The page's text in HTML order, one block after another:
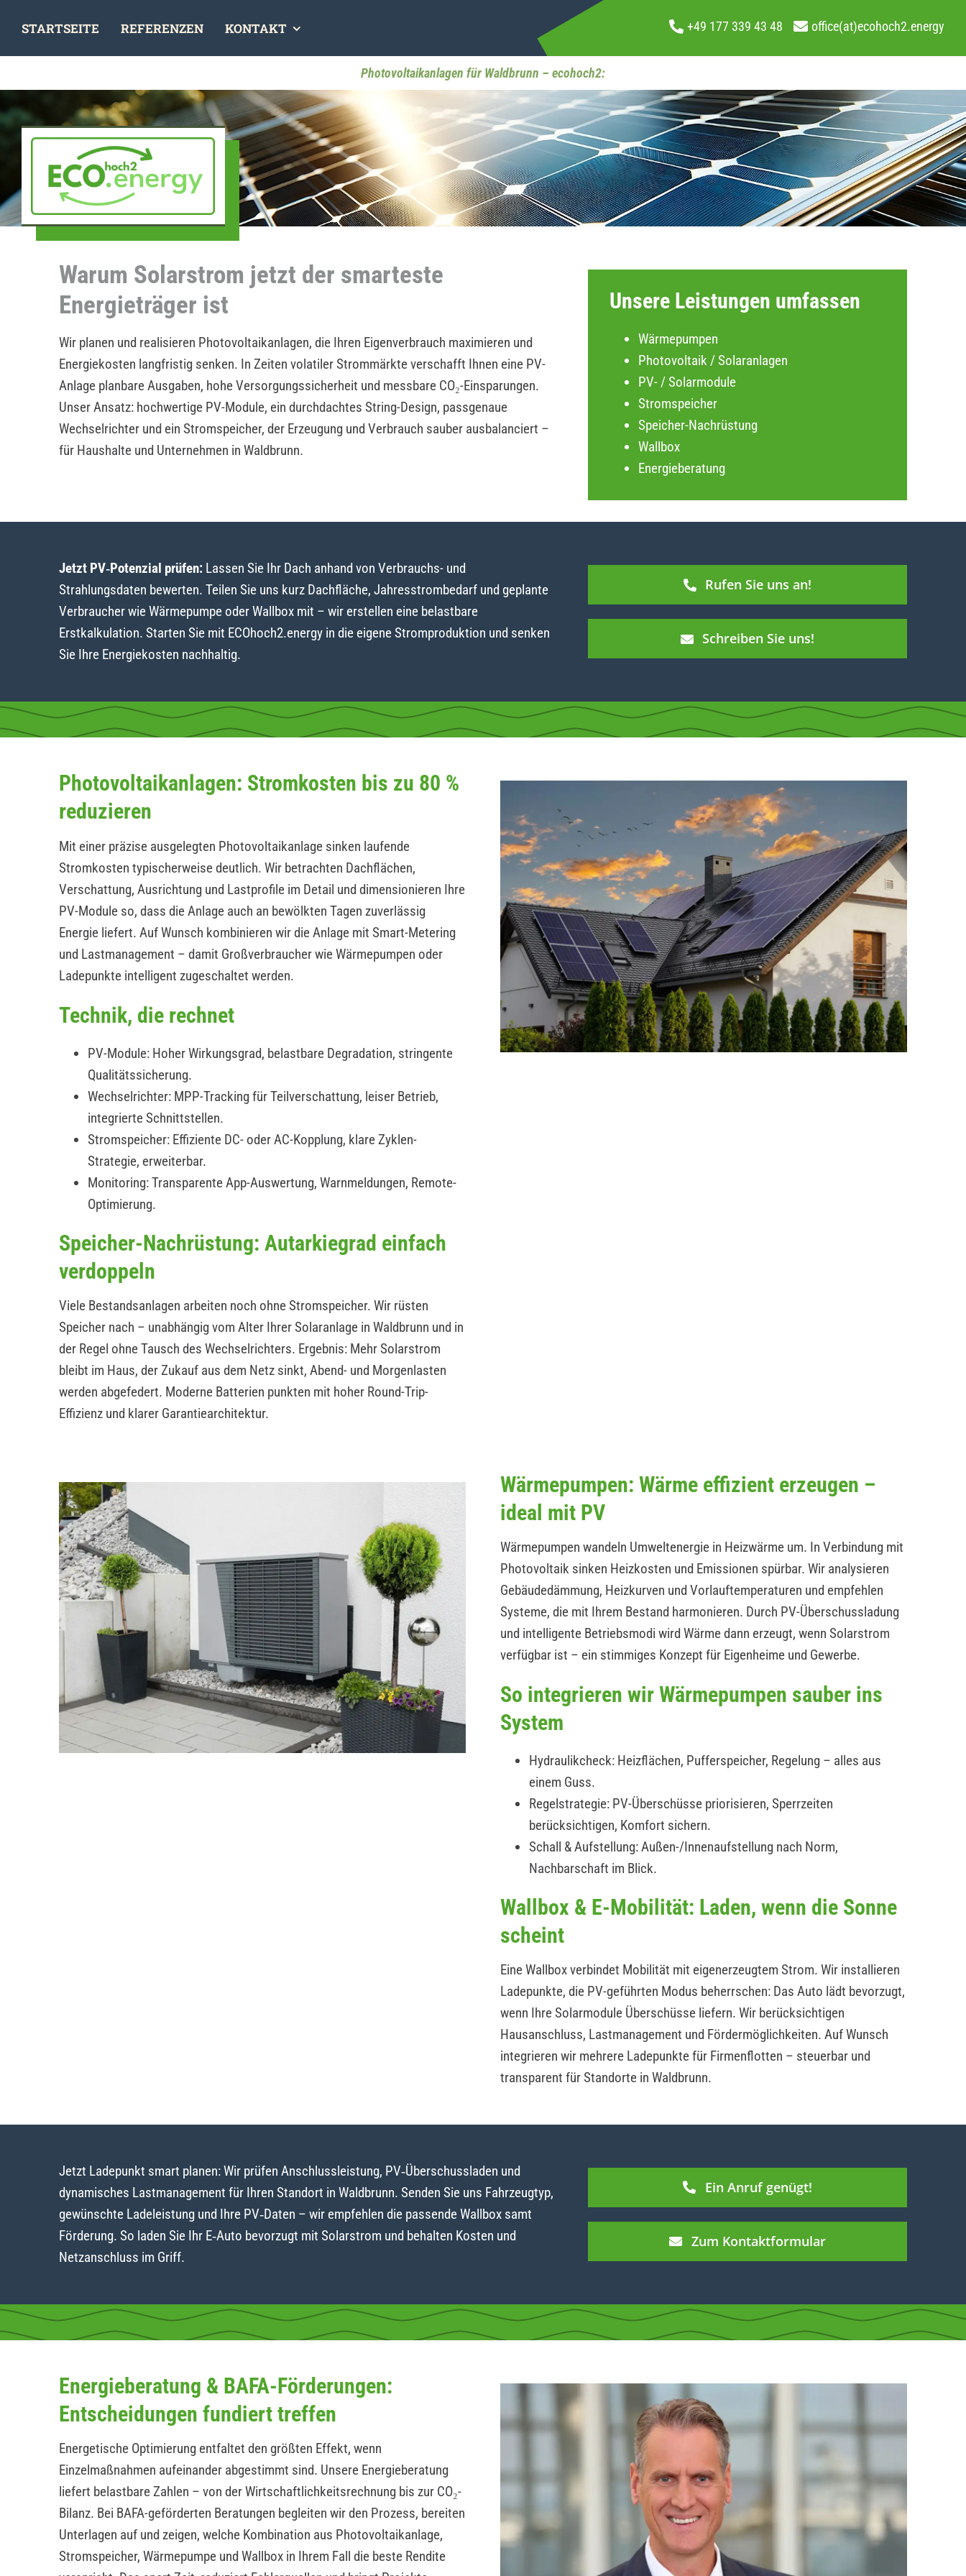
content
STARTSEITE REFERENZEN KONTAKT +49 177 339 43 48 office(at)ecohoch2.energy
Photovoltaikanlagen für Waldbrunn – ecohoch2:
Warum Solarstrom jetzt der smarteste
Energieträger ist
Wir planen und realisieren Photovoltaikanlagen, die Ihren Eigenverbrauch maximieren und
Energiekosten langfristig senken. In Zeiten volatiler Strommärkte verschafft Ihnen eine PV-
Anlage planbare Ausgaben, hohe Versorgungssicherheit und messbare CO₂-Einsparungen.
Unser Ansatz: hochwertige PV-Module, ein durchdachtes String-Design, passgenaue
Wechselrichter und ein Stromspeicher, der Erzeugung und Verbrauch sauber ausbalanciert –
für Haushalte und Unternehmen in Waldbrunn.
Unsere Leistungen umfassen
Wärmepumpen
Photovoltaik / Solaranlagen
PV- / Solarmodule
Stromspeicher
Speicher-Nachrüstung
Wallbox
Energieberatung
Jetzt PV‑Potenzial prüfen:Lassen Sie Ihr Dach anhand von Verbrauchs- und
Strahlungsdaten bewerten. Teilen Sie uns kurz Dachfläche, Jahresstrombedarf und geplante
Verbraucher wie Wärmepumpe oder Wallbox mit – wir erstellen eine belastbare
Erstkalkulation. Starten Sie mit ECOhoch2.energy in die eigene Stromproduktion und senken
Sie Ihre Energiekosten nachhaltig.
Rufen Sie uns an!
Schreiben Sie uns!
Photovoltaikanlagen: Stromkosten bis zu 80 %
reduzieren
Mit einer präzise ausgelegten Photovoltaikanlage sinken laufende
Stromkosten typischerweise deutlich. Wir betrachten Dachflächen,
Verschattung, Ausrichtung und Lastprofile im Detail und dimensionieren Ihre
PV-Module so, dass die Anlage auch an bewölkten Tagen zuverlässig
Energie liefert. Auf Wunsch kombinieren wir die Anlage mit Smart-Metering
und Lastmanagement – damit Großverbraucher wie Wärmepumpen oder
Ladepunkte intelligent zugeschaltet werden.
Technik, die rechnet
PV-Module: Hoher Wirkungsgrad, belastbare Degradation, stringente
Qualitätssicherung.
Wechselrichter: MPP-Tracking für Teilverschattung, leiser Betrieb,
integrierte Schnittstellen.
Stromspeicher: Effiziente DC- oder AC-Kopplung, klare Zyklen-
Strategie, erweiterbar.
Monitoring: Transparente App-Auswertung, Warnmeldungen, Remote-
Optimierung.
Speicher-Nachrüstung: Autarkiegrad einfach
verdoppeln
Viele Bestandsanlagen arbeiten noch ohne Stromspeicher. Wir rüsten
Speicher nach – unabhängig vom Alter Ihrer Solaranlage in Waldbrunn und in
der Regel ohne Tausch des Wechselrichters. Ergebnis: Mehr Solarstrom
bleibt im Haus, der Zukauf aus dem Netz sinkt, Abend- und Morgenlasten
werden abgefedert. Moderne Batterien punkten mit hoher Round-Trip-
Effizienz und klarer Garantiearchitektur.
Wärmepumpen: Wärme effizient erzeugen –
ideal mit PV
Wärmepumpen wandeln Umweltenergie in Heizwärme um. In Verbindung mit
Photovoltaik sinken Heizkosten und Emissionen spürbar. Wir analysieren
Gebäudedämmung, Heizkurven und Vorlauftemperaturen und empfehlen
Systeme, die mit Ihrem Bestand harmonieren. Durch PV-Überschussladung
und intelligente Betriebsmodi wird Wärme dann erzeugt, wenn Solarstrom
verfügbar ist – ein stimmiges Konzept für Eigenheime und Gewerbe.
So integrieren wir Wärmepumpen sauber ins
System
Hydraulikcheck: Heizflächen, Pufferspeicher, Regelung – alles aus
einem Guss.
Regelstrategie: PV-Überschüsse priorisieren, Sperrzeiten
berücksichtigen, Komfort sichern.
Schall & Aufstellung: Außen-/Innenaufstellung nach Norm,
Nachbarschaft im Blick.
Wallbox & E-Mobilität: Laden, wenn die Sonne
scheint
Eine Wallbox verbindet Mobilität mit eigenerzeugtem Strom. Wir installieren
Ladepunkte, die PV-geführten Modus beherrschen: Das Auto lädt bevorzugt,
wenn Ihre Solarmodule Überschüsse liefern. Wir berücksichtigen
Hausanschluss, Lastmanagement und Fördermöglichkeiten. Auf Wunsch
integrieren wir mehrere Ladepunkte für Firmenflotten – steuerbar und
transparent für Standorte in Waldbrunn.
Jetzt Ladepunkt smart planen: Wir prüfen Anschlussleistung, PV‑Überschussladen und
dynamisches Lastmanagement für Ihren Standort in Waldbrunn. Senden Sie uns Fahrzeugtyp,
gewünschte Ladeleistung und Ihre PV‑Daten – wir empfehlen die passende Wallbox samt
Förderung. So laden Sie Ihr E‑Auto bevorzugt mit Solarstrom und behalten Kosten und
Netzanschluss im Griff.
Ein Anruf genügt!
Zum Kontaktformular
Energieberatung & BAFA-Förderungen:
Entscheidungen fundiert treffen
Energetische Optimierung entfaltet den größten Effekt, wenn
Einzelmaßnahmen aufeinander abgestimmt sind. Unsere Energieberatung
liefert belastbare Zahlen – von der Wirtschaftlichkeitsrechnung bis zur CO₂-
Bilanz. Bei BAFA-geförderten Beratungen begleiten wir den Prozess, bereiten
Unterlagen auf und zeigen, welche Kombination aus Photovoltaikanlage,
Stromspeicher, Wärmepumpe und Wallbox in Ihrem Fall die beste Rendite